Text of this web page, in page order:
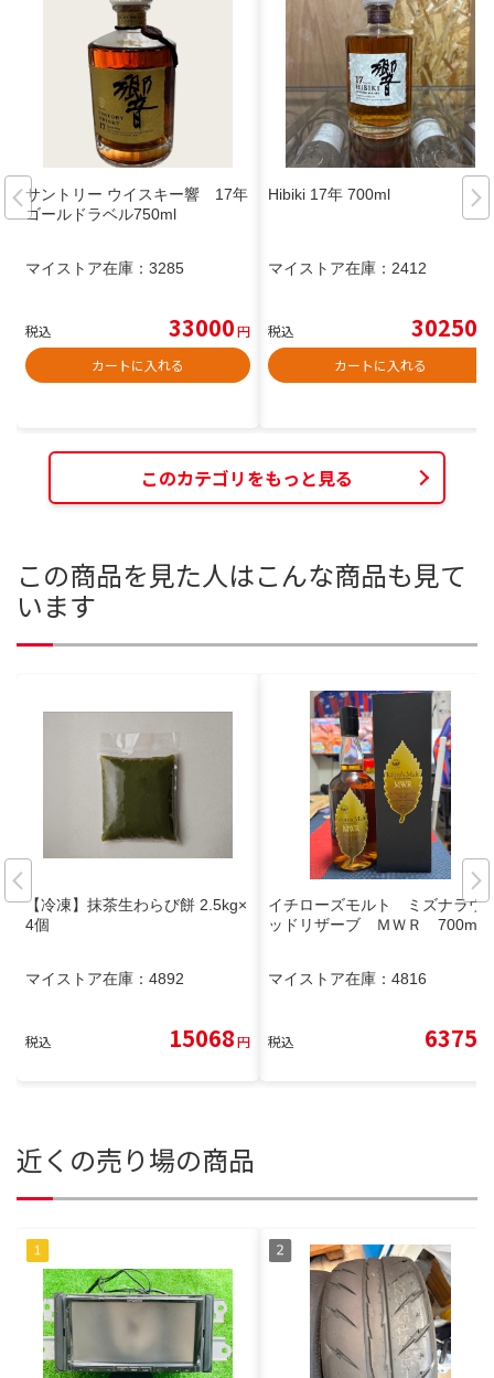
サントリー ウイスキー響 17年
ゴールドラベル750ml
マイストア在庫： 3285
税込 33000円
カートに入れる
Hibiki 17年 700ml
マイストア在庫： 2412
税込 30250
カートに入れる
このカテゴリをもっと見る
この商品を見た人はこんな商品も見て
います
【冷凍】抹茶生わらび餅 2.5kg×
4個
マイストア在庫： 4892
税込 15068円
イチローズモルト ミズナラウ
ッドリザーブ ＭＷＲ 700ml
マイストア在庫： 4816
税込 6375
近くの売り場の商品